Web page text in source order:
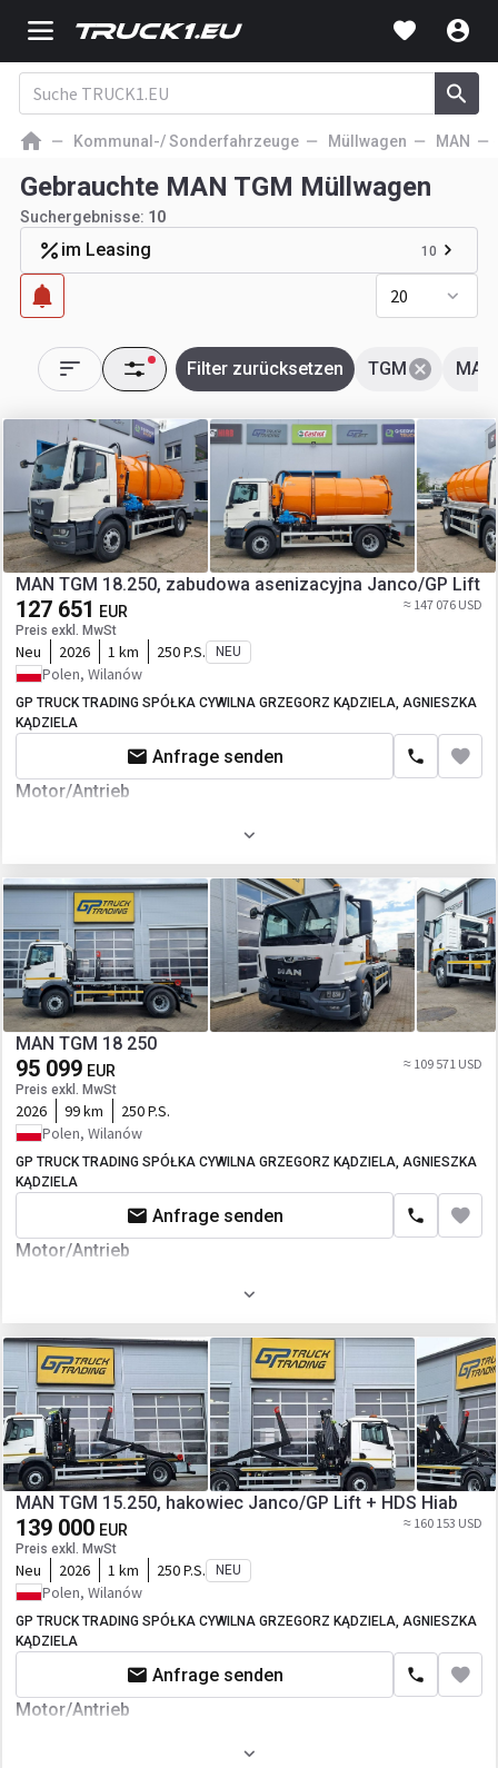
Kommunal-/ Sonderfahrzeuge Müllwagen MAN
Gebrauchte MAN TGM Müllwagen
Suchergebnisse: 10
im Leasing 10
20
MAN
TGM
Filter zurücksetzen
MAN TGM 18.250, zabudowa asenizacyjna Janco/GP Lift
127 651 EUR
Preis exkl. MwSt
≈ 147 076 USD
Neu 2026 1 km 250 P.S. NEU
Polen, Wilanów
GP TRUCK TRADING SPÓŁKA CYWILNA GRZEGORZ KĄDZIELA, AGNIESZKA
KĄDZIELA
Anfrage senden
Motor/Antrieb
Diesel
Fahrgestell/Federung
Achsanzahl 2-Achse
MAN TGM 18 250
95 099 EUR
Preis exkl. MwSt
≈ 109 571 USD
2026 99 km
250 P.S.
Polen, Wilanów
GP TRUCK TRADING SPÓŁKA CYWILNA GRZEGORZ KĄDZIELA, AGNIESZKA
KĄDZIELA
Anfrage senden
Motor/Antrieb
Diesel
Fahrgestell/Federung
Achsanzahl 2-Achse
MAN TGM 15.250, hakowiec Janco/GP Lift + HDS Hiab
139 000 EUR
Preis exkl. MwSt
≈ 160 153 USD
Neu 2026 1 km 250 P.S. NEU
Polen, Wilanów
GP TRUCK TRADING SPÓŁKA CYWILNA GRZEGORZ KĄDZIELA, AGNIESZKA
KĄDZIELA
Anfrage senden
Motor/Antrieb
Diesel